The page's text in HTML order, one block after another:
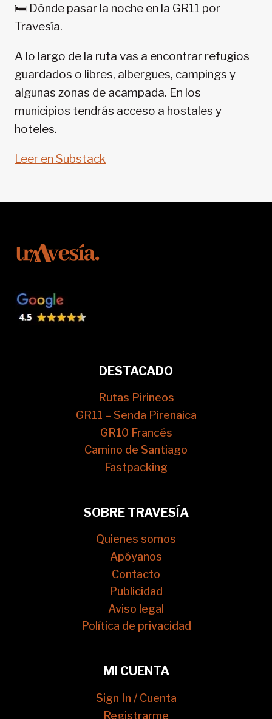
11-
🛏️ Dónde pasar la noche en la GR11 por
Travesía.
A lo largo de la ruta vas a encontrar refugios
guardados o libres, albergues, campings y
algunas zonas de acampada. En los
municipios tendrás acceso a hostales y
hoteles.
Leer en Substack
DESTACADO
Rutas Pirineos
GR11 – Senda Pirenaica
GR10 Francés
Camino de Santiago
Fastpacking
SOBRE TRAVESÍA
Quienes somos
Apóyanos
Contacto
Publicidad
Aviso legal
Política de privacidad
MI CUENTA
Sign In / Cuenta
Registrarme